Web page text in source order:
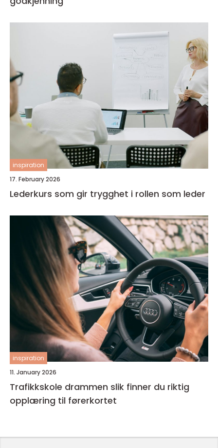
inspiration
17. February 2026
Lederkurs som gir trygghet i rollen som leder
inspiration
11. January 2026
Trafikkskole drammen slik finner du riktig
opplæring til førerkortet